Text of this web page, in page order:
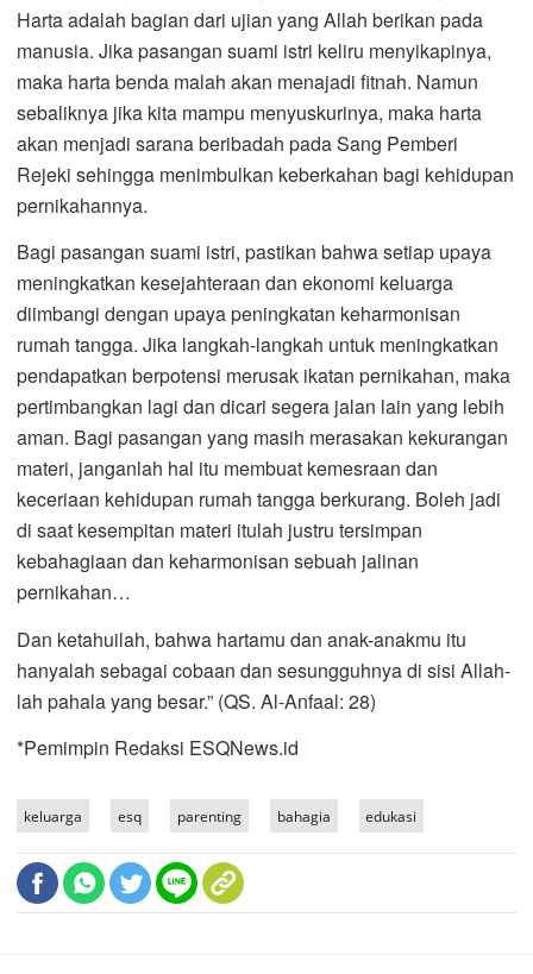
Harta adalah bagian dari ujian yang Allah berikan pada
manusia. Jika pasangan suami istri keliru menyikapinya,
maka harta benda malah akan menajadi fitnah. Namun
sebaliknya jika kita mampu menyuskurinya, maka harta
akan menjadi sarana beribadah pada Sang Pemberi
Rejeki sehingga menimbulkan keberkahan bagi kehidupan
pernikahannya.
Bagi pasangan suami istri, pastikan bahwa setiap upaya
meningkatkan kesejahteraan dan ekonomi keluarga
diimbangi dengan upaya peningkatan keharmonisan
rumah tangga. Jika langkah-langkah untuk meningkatkan
pendapatkan berpotensi merusak ikatan pernikahan, maka
pertimbangkan lagi dan dicari segera jalan lain yang lebih
aman. Bagi pasangan yang masih merasakan kekurangan
materi, janganlah hal itu membuat kemesraan dan
keceriaan kehidupan rumah tangga berkurang. Boleh jadi
di saat kesempitan materi itulah justru tersimpan
kebahagiaan dan keharmonisan sebuah jalinan
pernikahan…
Dan ketahuilah, bahwa hartamu dan anak-anakmu itu
hanyalah sebagai cobaan dan sesungguhnya di sisi Allah-
lah pahala yang besar.” (QS. Al-Anfaal: 28)
*Pemimpin Redaksi ESQNews.id
keluarga esq parenting bahagia edukasi